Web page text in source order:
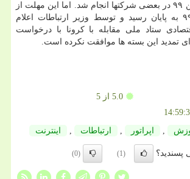
تا هفته اول فروردین ۹۹ در بعضی شركتها انجام شد. اما این مهلت از
شب ۷ فروردین ۹۹ به پایان رسید و توسط وزیر ارتباطات اعلام
ستاد ملی مقابله با كرونا با درخواست
تمدید این بسته ها موافقت نكرده است.
5.0 از 5
اپراتور ارتباطات اینترنت
پسندید؟ (1)
(0)